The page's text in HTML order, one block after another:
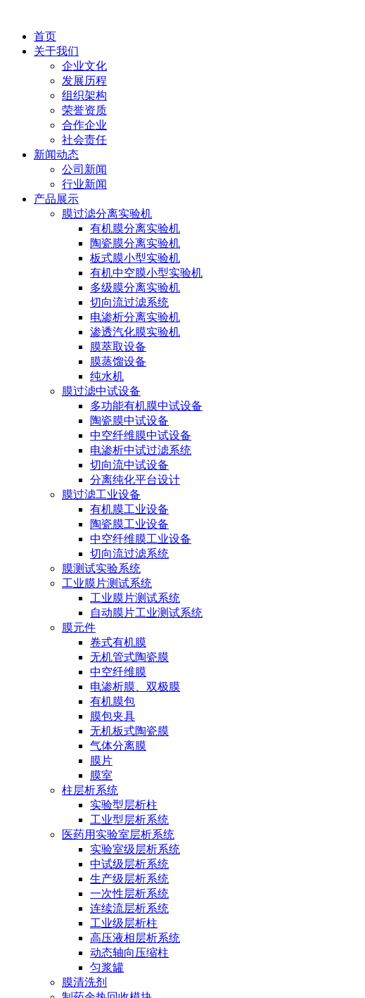
首页
关于我们
企业文化
发展历程
组织架构
荣誉资质
合作企业
社会责任
新闻动态
公司新闻
行业新闻
产品展示
膜过滤分离实验机
有机膜分离实验机
陶瓷膜分离实验机
板式膜小型实验机
有机中空膜小型实验机
多级膜分离实验机
切向流过滤系统
电渗析分离实验机
渗透汽化膜实验机
膜萃取设备
膜蒸馏设备
纯水机
膜过滤中试设备
多功能有机膜中试设备
陶瓷膜中试设备
中空纤维膜中试设备
电渗析中试过滤系统
切向流中试设备
分离纯化平台设计
膜过滤工业设备
有机膜工业设备
陶瓷膜工业设备
中空纤维膜工业设备
切向流过滤系统
膜测试实验系统
工业膜片测试系统
工业膜片测试系统
自动膜片工业测试系统
膜元件
卷式有机膜
无机管式陶瓷膜
中空纤维膜
电渗析膜、双极膜
有机膜包
膜包夹具
无机板式陶瓷膜
气体分离膜
膜片
膜室
柱层析系统
实验型层析柱
工业型层析系统
医药用实验室层析系统
实验室级层析系统
中试级层析系统
生产级层析系统
一次性层析系统
连续流层析系统
工业级层析柱
高压液相层析系统
动态轴向压缩柱
匀浆罐
膜清洗剂